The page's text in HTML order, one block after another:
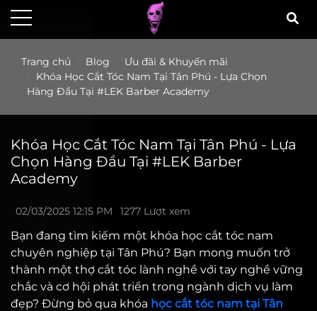
Trang chủ Blog
Ưu đãi & Khuyến mãi
Khóa Học Cắt Tóc Nam Tại Tân Phú - Lựa Chọn
Hàng Đầu Tại #LEK Barber Academy
Khóa Học Cắt Tóc Nam Tại Tân Phú - Lựa
Chọn Hàng Đầu Tại #LEK Barber
Academy
02/03/2025 12:15 PM 1277 Lượt xem
Bạn đang tìm kiếm một khóa học cắt tóc nam
chuyên nghiệp tại Tân Phú? Bạn mong muốn trở
thành một thợ cắt tóc lành nghề với tay nghề vững
chắc và cơ hội phát triển trong ngành dịch vụ làm
đẹp? Đừng bỏ qua khóa học cắt tóc nam tại Tân